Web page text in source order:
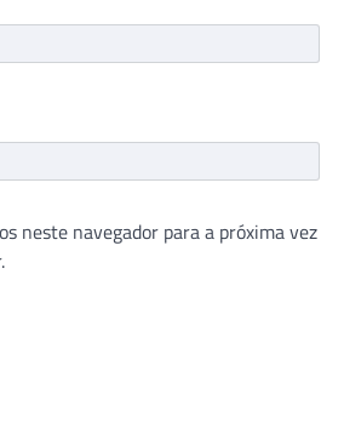
neste navegador para a próxima vez